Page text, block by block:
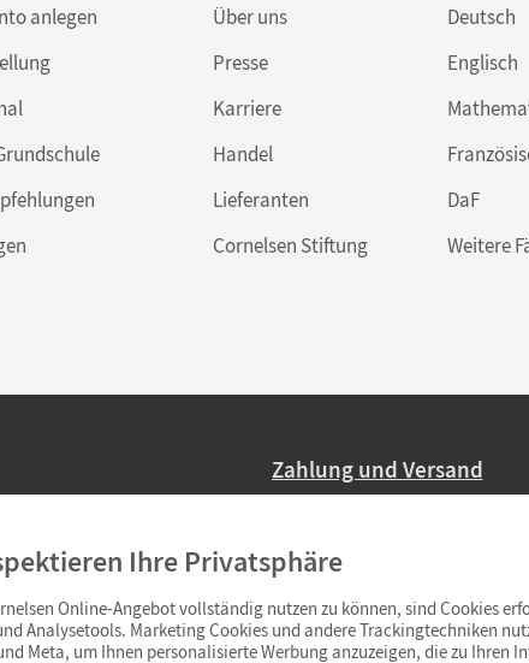
anlegen
Über uns
Presse
Karriere
Handel
Lieferanten
Cornelsen Stiftung
Deutsch
Englisch
DaF
Weitere
Zahlung und Versand
Ab 59,– EUR Bestellwert
(Lieferung in 3–6 Tagen).
Ihre Privatsphäre
Online-Angebot vollständig nutzen zu können, sind Cookies
Analysetools. Marketing Cookies und andere Trackingtechniken
Meta, um Ihnen personalisierte Werbung anzuzeigen, die zu Ihren